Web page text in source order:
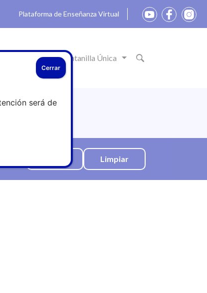
Plataforma de Enseñanza Virtual
Actualidad Ventanilla Única
Limpiar
será de
Cerrar